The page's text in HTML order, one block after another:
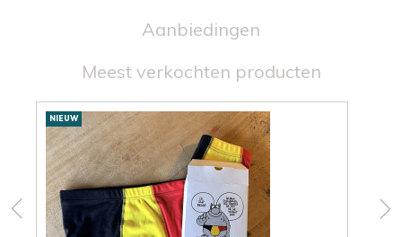
Aanbiedingen
Meest verkochten producten
Nieuwe
producten
NIEUW